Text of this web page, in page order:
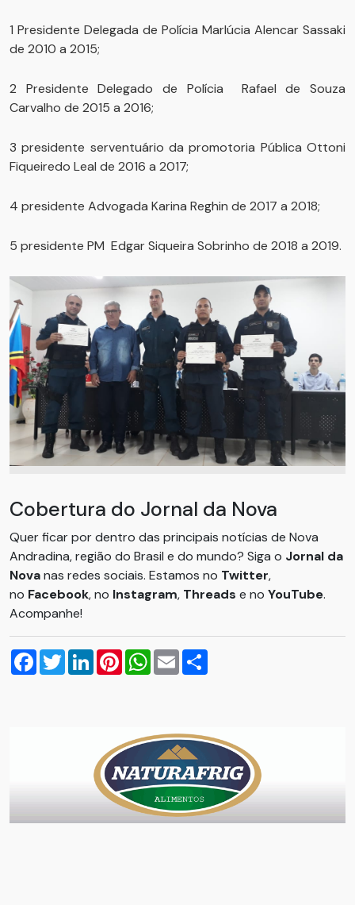
1 Presidente Delegada de Polícia Marlúcia Alencar Sassaki
de 2010 a 2015;
2 Presidente Delegado de Polícia Rafael de Souza
Carvalho de 2015 a 2016;
3 presidente serventuário da promotoria Pública Ottoni
Fiqueiredo Leal de 2016 a 2017;
4 presidente Advogada Karina Reghin de 2017 a 2018;
5 presidente PM Edgar Siqueira Sobrinho de 2018 a 2019.
Cobertura do Jornal da Nova
Quer ficar por dentro das principais notícias de Nova
Andradina, região do Brasil e do mundo? Siga o Jornal da
Novanas redes sociais. Estamos no Twitter,
no Facebook, no Instagram, Threads e no YouTube.
Acompanhe!
Facebook
TwitterLinkedInPinterestWhatsApp
Email